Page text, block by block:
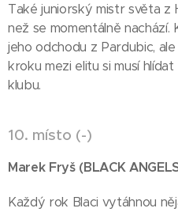
Také juniorský mistr světa z
než se momentálně
jeho odchodu z Pardubic,
kroku mezi elitu si musí
klubu.
10. místo (-)
Marek Fryš (BLACK
Každý rok Blaci vytáhnou